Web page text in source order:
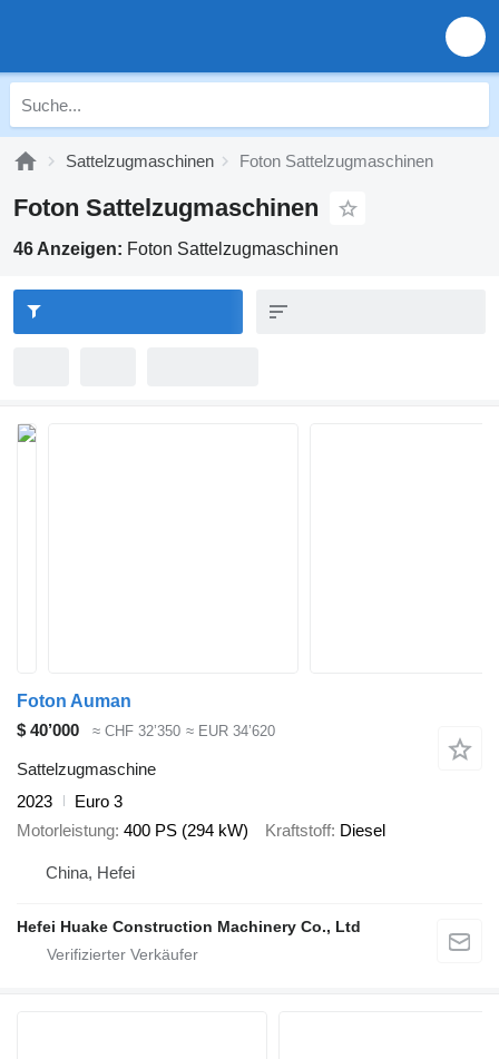
Sattelzugmaschinen Foton Sattelzugmaschinen
Foton Sattelzugmaschinen
46 Anzeigen: Foton Sattelzugmaschinen
Foton Auman
$ 40’000
≈ CHF 32’350 ≈ EUR 34’620
Sattelzugmaschine
2023
Euro 3
Motorleistung 400 PS (294 kW) Kraftstoff Diesel
China, Hefei
Hefei Huake Construction Machinery Co., Ltd